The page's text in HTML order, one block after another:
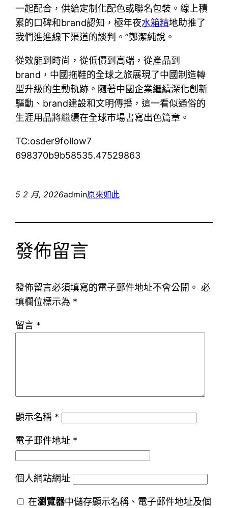
一起配合，供給定制化配色或聯名包裝。線上積
累的口碑和brand認知，極年夜水箱精地助推了
我們進進線下渠道的談判。”鄭潔純說。
從效能到時尚，從低價到高端，從產品到
brand，中國拖鞋的全球之旅展現了中國制造轉
型升級的生動軌跡。隨著中國企業繼續深化創新
驅動、brand建設和文明傳播，這一看似通俗的
生涯用品將繼續在全球市場書寫出色篇章。
TC:osder9follow7
698370b9b58535.47529863
5 2 月, 2026admin原來如此
發佈留言
發佈留言必須填寫的電子郵件地址不會公開。 必
填欄位標示為 *
留言 *
顯示名稱 *
電子郵件地址 *
個人網站網址
在瀏覽器中儲存顯示名稱、電子郵件地址及個